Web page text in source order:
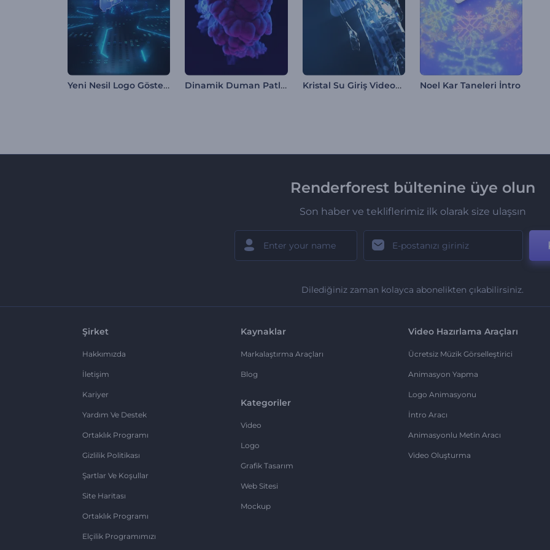
Yeni Nesil Logo Gösterimi Dinamik Duman Patlaması Logo Kristal Su Giriş Videosu Noel Kar Taneleri İntro
Renderforest bültenine üye olun
Son haber ve tekliflerimiz ilk olarak size ulaşsın
Dilediğiniz zaman kolayca abonelikten çıkabilirsiniz.
Şirket
Hakkımızda
İletişim
Kariyer
Yardım Ve Destek
Ortaklık Programı
Gizlilik Politikası
Şartlar Ve Koşullar
Site Haritası
Ortaklık Programı
Elçilik Programımızı
Kaynaklar
Markalaştırma Araçları
Blog
Kategoriler
Video
Logo
Grafik Tasarım
Web Sitesi
Mockup
Video Hazırlama Araçları
Ücretsiz Müzik Görselleştirici
Animasyon Yapma
Logo Animasyonu
İntro Aracı
Animasyonlu Metin Aracı
Video Oluşturma